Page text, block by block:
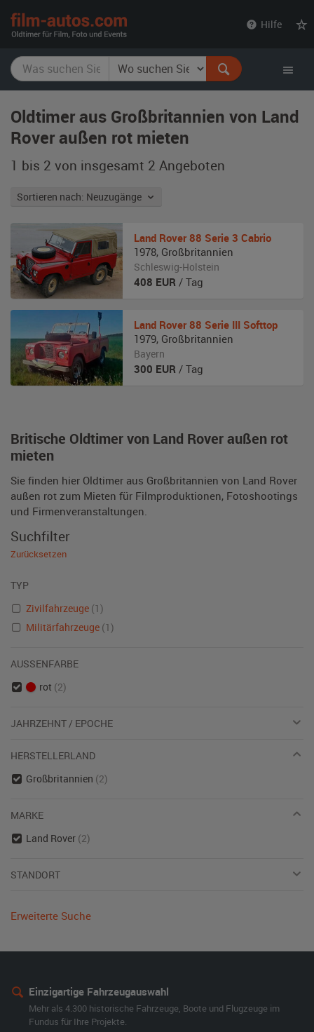
Hilfe
Oldtimer aus Großbritannien von Land
Rover außen rot mieten
1 bis 2 von insgesamt 2 Angeboten
Sortieren nach: Neuzugänge
Britische Oldtimer von Land Rover außen rot
mieten
Sie finden hier Oldtimer aus Großbritannien von Land Rover
außen rot zum Mieten für Filmproduktionen, Fotoshootings
und Firmenveranstaltungen.
Land Rover 88 Serie 3 Cabrio
1978, Großbritannien
Schleswig-Holstein
408 EUR / Tag
Land Rover 88 Serie III Softtop
1979, Großbritannien
Bayern
300 EUR / Tag
Suchfilter
Zurücksetzen
TYP
Zivilfahrzeuge (1)
Militärfahrzeuge (1)
AUSSENFARBE
rot (2)
JAHRZEHNT / EPOCHE
HERSTELLERLAND
Großbritannien (2)
MARKE
Land Rover (2)
STANDORT
Erweiterte Suche
Einzigartige Fahrzeugauswahl
Mehr als 4.300 historische Fahrzeuge, Boote und Flugzeuge im
Fundus für Ihre Projekte.